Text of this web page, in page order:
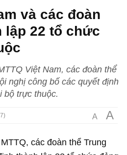
và các đoàn
lập 22 tổ chức
Việt Nam, các đoàn thể
nghị công bố các quyết định
bộ trực thuộc.
A A
các đoàn thể Trung